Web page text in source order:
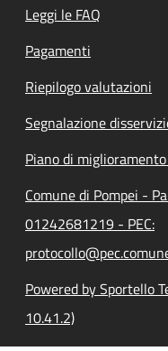
Leggi le FAQ
Pagamenti
Riepilogo valutazioni
Segnalazione
Piano di
Comune di Pompei -
01242681219 - PEC:
Powered by Sportello
10.41.2)